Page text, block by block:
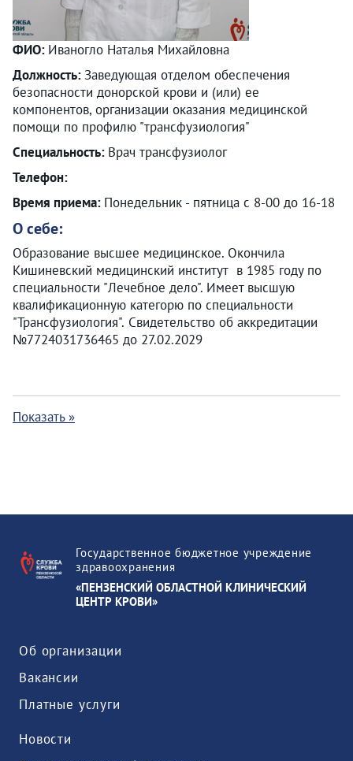
ФИО: Иваногло Наталья Михайловна
Должность: Заведующая отделом обеспечения
безопасности донорской крови и (или) ее
компонентов, организации оказания медицинской
помощи по профилю "трансфузиология"
Специальность: Врач трансфузиолог
Телефон:
Время приема: Понедельник - пятница с 8-00 до 16-18
О себе:
Образование высшее медицинское. Окончила
Кишиневский медицинский институт в 1985 году по
специальности "Лечебное дело". Имеет высшую
квалификационную категорю по специальности
"Трансфузиология". Свидетельство об аккредитации
№7724031736465 до 27.02.2029
Показать »
Государственное бюджетное учреждение
здравоохранения
«ПЕНЗЕНСКИЙ ОБЛАСТНОЙ КЛИНИЧЕСКИЙ
ЦЕНТР КРОВИ»
Об организации
Вакансии
Платные услуги
Новости